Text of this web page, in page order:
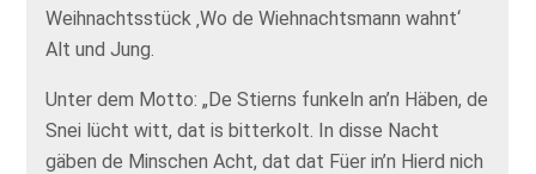
Weihnachtsstück ‚Wo de Wiehnachtsmann wahnt‘
Alt und Jung.
Unter dem Motto: „De Stierns funkeln an’n Häben, de
Snei lücht witt, dat is bitterkolt. In disse Nacht
gäben de Minschen Acht, dat dat Füer in’n Hierd nich